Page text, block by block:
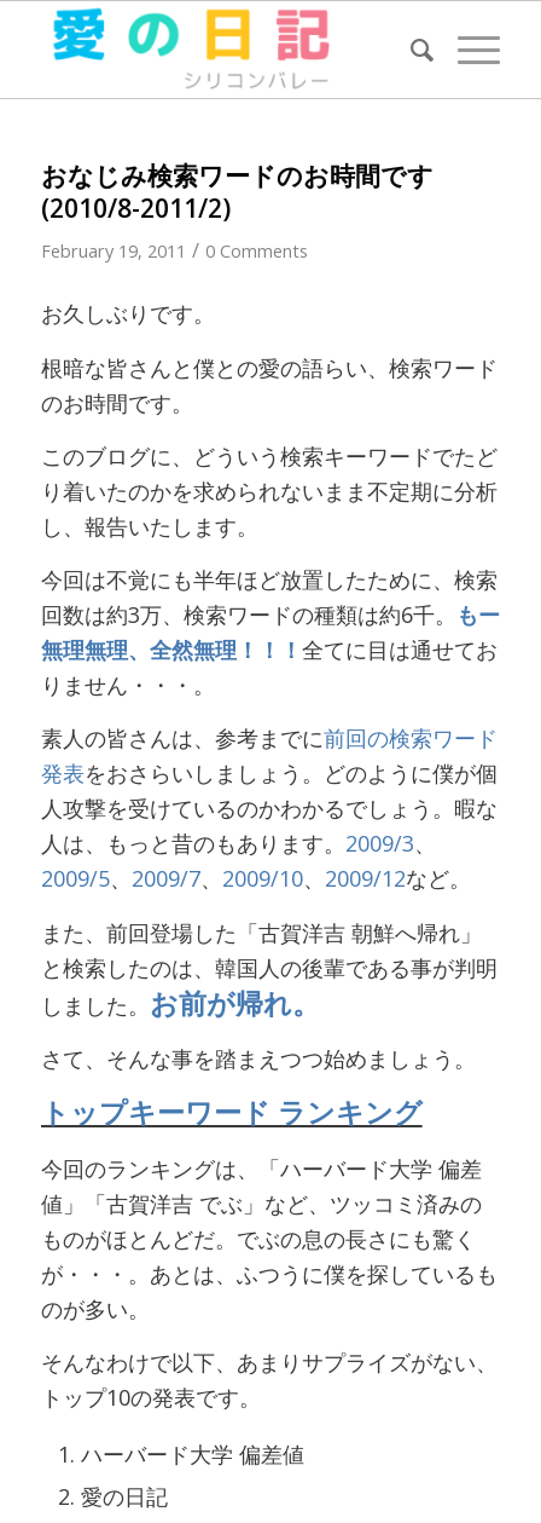
おなじみ検索ワードのお時間です
(2010/8-2011/2)
February 19, 2011 / 0 Comments
お久しぶりです。
根暗な皆さんと僕との愛の語らい、検索ワード
のお時間です。
このブログに、どういう検索キーワードでたど
り着いたのかを求められないまま不定期に分析
し、報告いたします。
今回は不覚にも半年ほど放置したために、検索
回数は約3万、検索ワードの種類は約6千。
もー
無理無理、全然無理！！！ 全てに目は通せてお
りません・・・。
素人の皆さんは、参考までに前回の検索ワード
発表をおさらいしましょう。どのように僕が個
人攻撃を受けているのかわかるでしょう。暇な
人は、もっと昔のもあります。 2009/3、
2009/5、 2009/7、 2009/10、 2009/12など。
また、前回登場した「古賀洋吉 朝鮮へ帰れ」
と検索したのは、韓国人の後輩である事が判明
しました。 お前が帰れ。
さて、そんな事を踏まえつつ始めましょう。
トップキーワード ランキング
今回のランキングは、「ハーバード大学 偏差
値」「古賀洋吉 でぶ」など、ツッコミ済みの
ものがほとんどだ。でぶの息の長さにも驚く
が・・・。あとは、ふつうに僕を探しているも
のが多い。
そんなわけで以下、あまりサプライズがない、
トップ10の発表です。
ハーバード大学 偏差値
愛の日記